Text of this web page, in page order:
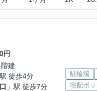
円
建
徒歩4分
」駅 徒歩7分
駐輪場
宅配ボッ